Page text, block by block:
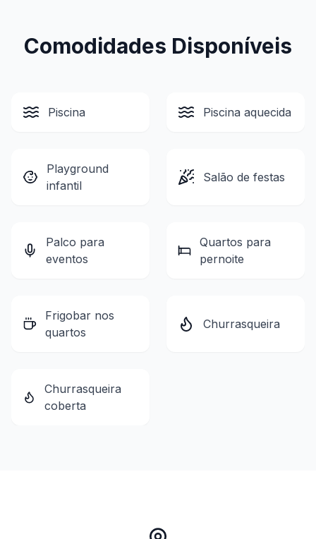
Comodidades Disponíveis
Piscina Piscina aquecida
Playground
infantil
Salão de festas
Palco para
eventos
Quartos para
pernoite
Frigobar nos
quartos
Churrasqueira
Churrasqueira
coberta